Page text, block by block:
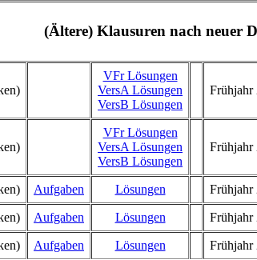
(Ältere) Klausuren nach neuer
VFr Lösungen
VersA Lösungen
VersB Lösungen
Frühjahr
VFr Lösungen
VersA Lösungen
VersB Lösungen
Frühjahr
Aufgaben Lösungen Frühjahr
Aufgaben Lösungen Frühjahr
Aufgaben Lösungen Frühjahr